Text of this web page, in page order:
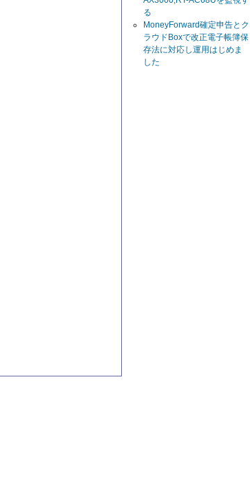
る
MoneyForward確定申告とク
ラウドBoxで改正電子帳簿保
存法に対応し運用はじめま
した